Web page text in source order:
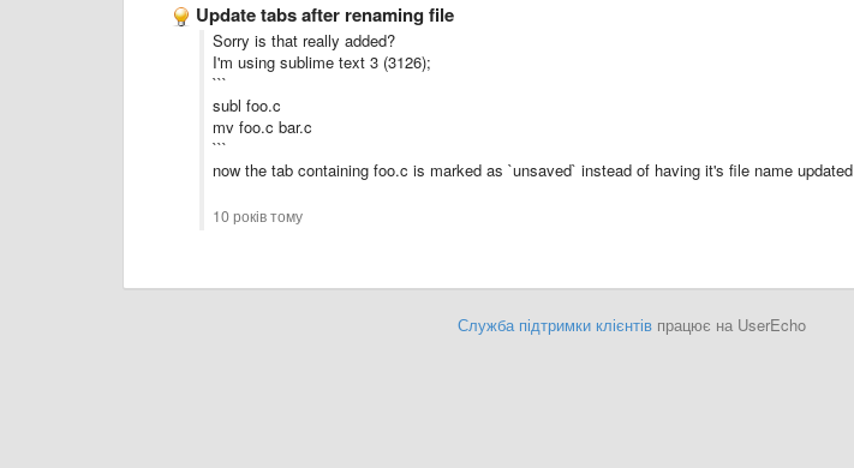
Update tabs after renaming file
Sorry is that really added?
I'm using sublime text 3 (3126);
```
subl foo.c
mv foo.c bar.c
```
now the tab containing foo.c is marked as `unsaved` instead of having it's file name updated
10 років тому
Служба підтримки клієнтівпрацює на UserEcho